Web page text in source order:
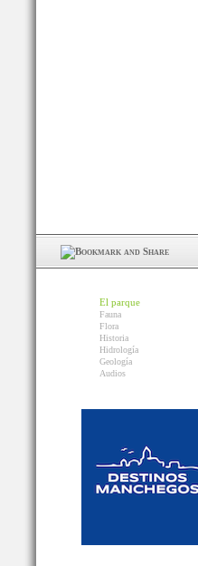
El parque
Fauna
Flora
Historia
Hidrología
Geología
Audios